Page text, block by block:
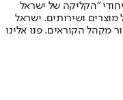
"הקליקה של ישראל
ושירותים. ישראל
מקהל הקוראים. פנו אלינו